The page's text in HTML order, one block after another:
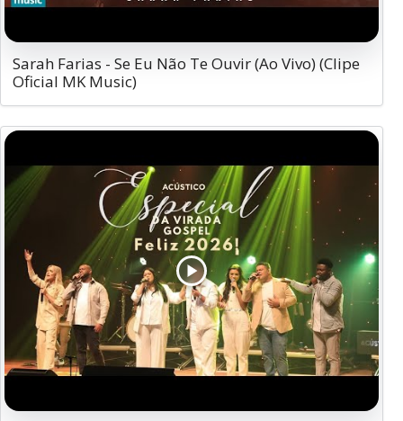
Sarah Farias - Se Eu Não Te Ouvir (Ao Vivo) (Clipe
Oficial MK Music)